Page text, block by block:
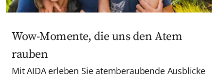
Wow-Momente, die uns den Atem
rauben
Mit AIDA erleben Sie atemberaubende Ausblicke